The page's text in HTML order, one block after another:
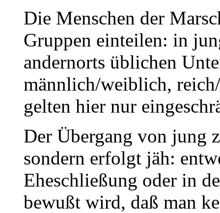
Die Menschen der
Gruppen einteilen: in
andernorts üblichen
männlich/weiblich,
gelten hier nur
Der Übergang von jung
sondern erfolgt jäh:
Eheschließung oder in
bewußt wird, daß man